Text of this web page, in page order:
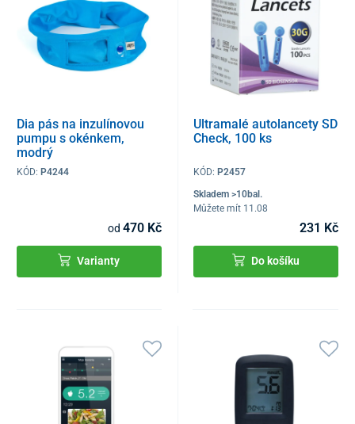
Dia pás na inzulínovou
pumpu s okénkem,
modrý
KÓD: P4244
od 470 Kč
Varianty
Ultramalé autolancety SD
Check, 100 ks
KÓD:P2457
Skladem >10bal.
Můžete mít 11.08
231 Kč
Do košíku